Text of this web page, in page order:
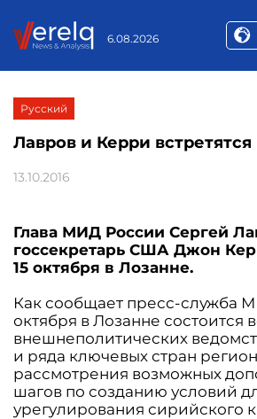
6.08.2026
Русский
Лавров и Керри встретятся
13.10.2016
Глава МИД России Сергей
госсекретарь США Джон
15 октября в Лозанне.
Как сообщает пресс-служба
октября в Лозанне состоится
внешнеполитических
и ряда ключевых стран
рассмотрения возможных
шагов по созданию условий
урегулирования сирийского